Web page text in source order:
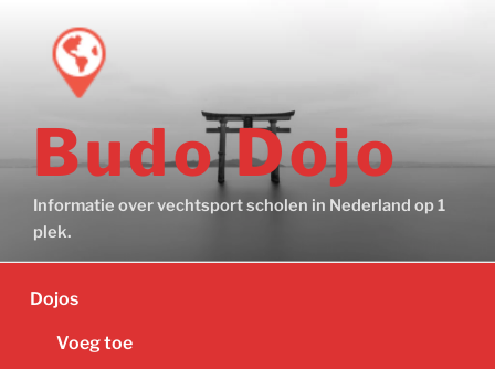
Budo Dojo
Informatie over vechtsport scholen in Nederland op 1
plek.
Dojos
Voeg toe